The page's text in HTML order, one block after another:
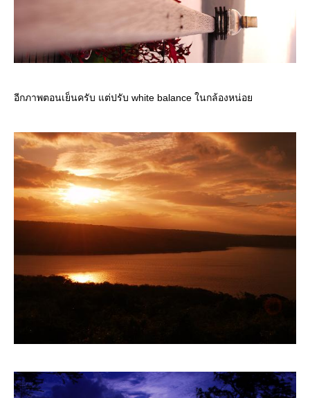
อีกภาพตอนเย็นครับ แต่ปรับ white balance ในกล้องหน่อ